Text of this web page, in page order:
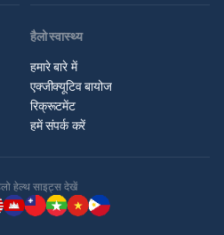
हैलो स्वास्थ्य
हमारे बारे में
एक्जीक्यूटिव बायोज
रिक्रूटमेंट
हमें संपर्क करें
हेल्थ साइट्स देखें